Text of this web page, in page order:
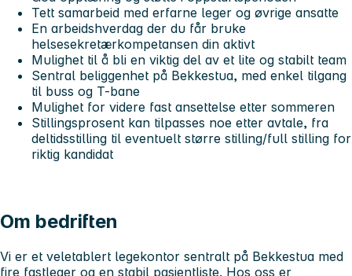
Tett samarbeid med erfarne leger og øvrige ansatte
En arbeidshverdag der du får bruke
helsesekretærkompetansen din aktivt
Mulighet til å bli en viktig del av et lite og stabilt team
Sentral beliggenhet på Bekkestua, med enkel tilgang
til buss og T-bane
Mulighet for videre fast ansettelse etter sommeren
Stillingsprosent kan tilpasses noe etter avtale, fra
deltidsstilling til eventuelt større stilling/full stilling for
riktig kandidat
Om bedriften
Vi er et veletablert legekontor sentralt på Bekkestua med
fire fastleger og en stabil pasientliste. Hos oss er